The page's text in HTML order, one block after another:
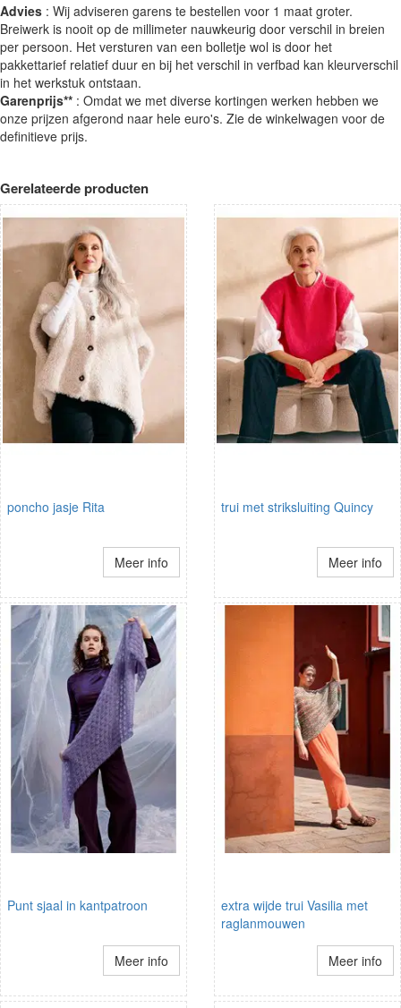
Advies : Wij adviseren garens te bestellen voor 1 maat groter.
Breiwerk is nooit op de millimeter nauwkeurig door verschil in breien
per persoon. Het versturen van een bolletje wol is door het
pakkettarief relatief duur en bij het verschil in verfbad kan kleurverschil
in het werkstuk ontstaan.
Garenprijs** : Omdat we met diverse kortingen werken hebben we
onze prijzen afgerond naar hele euro's. Zie de winkelwagen voor de
definitieve prijs.
Gerelateerde producten
poncho jasje Rita
Meer info
trui met striksluiting Quincy
Meer info
Punt sjaal in kantpatroon
Meer info
extra wijde trui Vasilia met
raglanmouwen
Meer info